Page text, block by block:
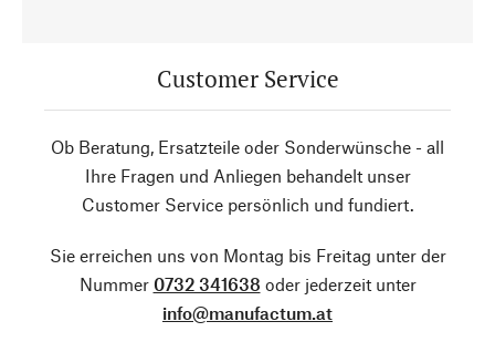
Customer Service
Ob Beratung, Ersatzteile oder Sonderwünsche - all
Ihre Fragen und Anliegen behandelt unser
Customer Service persönlich und fundiert.
Sie erreichen uns von Montag bis Freitag unter der
Nummer 0732 341638 oder jederzeit unter
info@manufactum.at